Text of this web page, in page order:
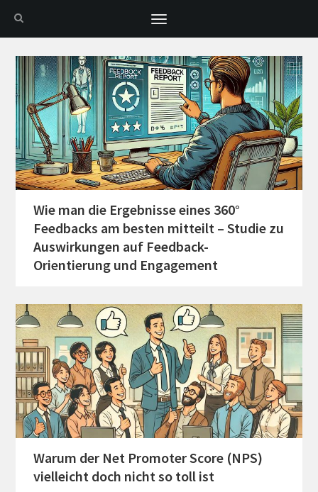
Toggle
navigation
Wie man die Ergebnisse eines 360°
Feedbacks am besten mitteilt – Studie zu
Auswirkungen auf Feedback-
Orientierung und Engagement
Warum der Net Promoter Score (NPS)
vielleicht doch nicht so toll ist